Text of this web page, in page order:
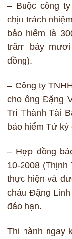
– Buộc công
chịu trách
bảo hiểm là
trăm bảy
đồng).
– Công ty
cho ông Đặng
Trí Thành Tài
bảo hiểm Tử kỳ
– Hợp đồng
10-2008
thực hiện và
cháu Đặng
đáo hạn.
Thi hành ngay